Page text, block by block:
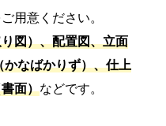
用意ください。
図）、配置図、立面
なばかりず）、仕上
面）などです。